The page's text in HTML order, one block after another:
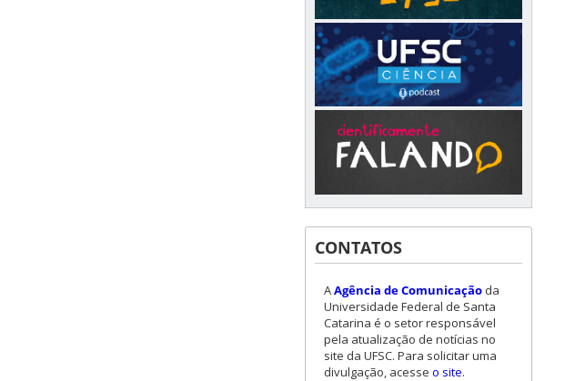
CONTATOS
AAgência de Comunicação da
Universidade Federal de Santa
Catarina é o setor responsável
pela atualização de notícias no
site da UFSC. Para solicitar uma
divulgação, acesse o site.